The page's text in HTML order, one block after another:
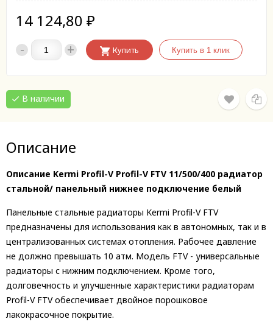
14 124,80 ₽
- + Купить
В наличии
Описание
Описание Kermi Profil-V Profil-V FTV 11/500/400 радиатор
стальной/ панельный нижнее подключение белый
Панельные стальные радиаторы Kermi Profil-V FTV
предназначены для использования как в автономных, так и в
централизованных системах отопления. Рабочее давление
не должно превышать 10 атм. Модель FTV - универсальные
радиаторы с нижним подключением. Кроме того,
долговечность и улучшенные характеристики радиаторам
Profil-V FTV обеспечивает двойное порошковое
лакокрасочное покрытие.